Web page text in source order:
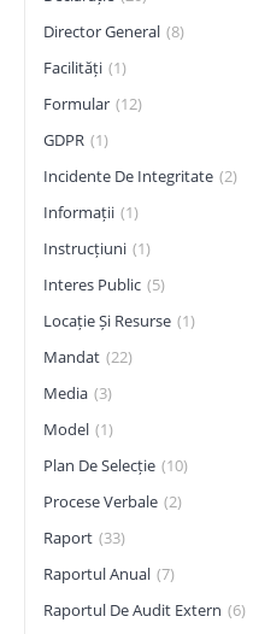
Director General (8)
Facilități (1)
Formular (12)
GDPR (1)
Incidente De Integritate (2)
Informații (1)
Instrucțiuni (1)
Interes Public (5)
Locație Și Resurse (1)
Mandat (22)
Media (3)
Model (1)
Plan De Selecție (10)
Procese Verbale (2)
Raport (33)
Raportul Anual (7)
Raportul De Audit Extern (6)